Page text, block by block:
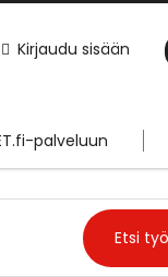
Kirjaudu sisään
palveluun